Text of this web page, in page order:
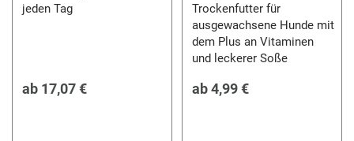
jeden Tag
ab 17,07 €
Trockenfutter für
ausgewachsene Hunde mit
dem Plus an Vitaminen
und leckerer Soße
ab4,99 €